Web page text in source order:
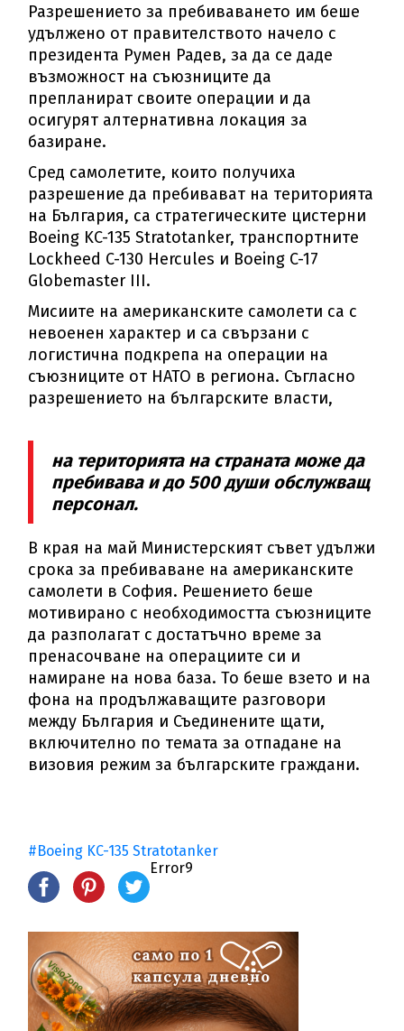
Разрешението за пребиваването им беше
удължено от правителството начело с
президента Румен Радев, за да се даде
възможност на съюзниците да
препланират своите операции и да
осигурят алтернативна локация за
базиране.
Сред самолетите, които получиха
разрешение да пребивават на територията
на България, са стратегическите цистерни
Boeing KC-135 Stratotanker, транспортните
Lockheed C-130 Hercules и Boeing C-17
Globemaster III.
Мисиите на американските самолети са с
невоенен характер и са свързани с
логистична подкрепа на операции на
съюзниците от НАТО в региона. Съгласно
разрешението на българските власти,
на територията на страната може да
пребивава и до 500 души обслужващ
персонал.
В края на май Министерският съвет удължи
срока за пребиваване на американските
самолети в София. Решението беше
мотивирано с необходимостта съюзниците
да разполагат с достатъчно време за
пренасочване на операциите си и
намиране на нова база. То беше взето и на
фона на продължаващите разговори
между България и Съединените щати,
включително по темата за отпадане на
визовия режим за българските граждани.
#Boeing KC-135 Stratotanker
Error9